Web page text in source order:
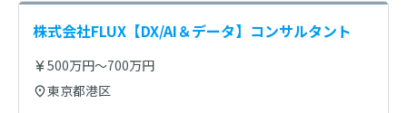
株式会社FLUX【DX/AI＆データ】コンサルタント
500万円～700万円
東京都港区